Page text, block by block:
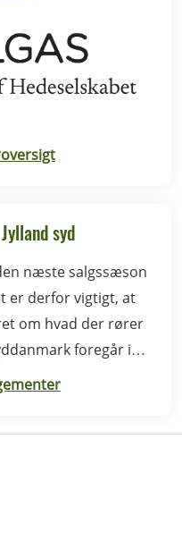
syd
næste salgssæson
er derfor vigtigt, at
om hvad der rører
foregår i